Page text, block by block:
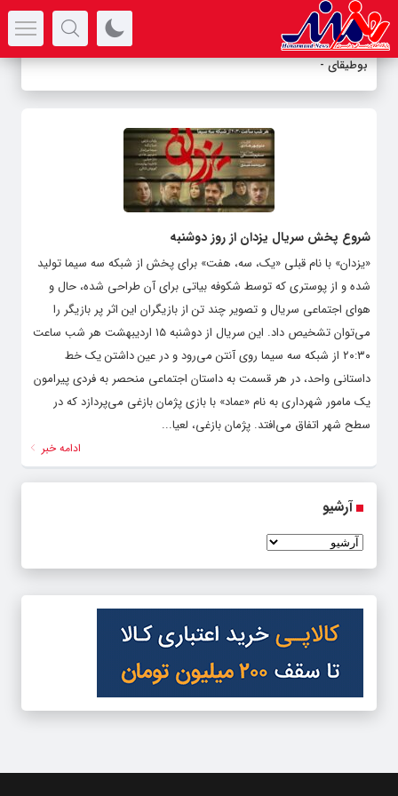
بوطیقای عش-
شروع پخش سریال یزدان از روز دوشنبه
«یزدان» با نام قبلی «یک، سه، هفت» برای پخش از شبکه سه سیما تولید
شده و از پوستری که توسط شکوفه بیاتی برای آن طراحی شده، حال و
هوای اجتماعی سریال و تصویر چند تن از بازیگران این اثر پر بازیگر را
می‌توان تشخیص داد. این سریال از دوشنبه ۱۵ اردیبهشت هر شب ساعت
۲۰:۳۰ از شبکه سه سیما روی آنتن می‌رود و در عین داشتن یک خط
داستانی واحد، در هر قسمت به داستان اجتماعی منحصر به فردی پیرامون
یک مامور شهرداری به نام «عماد» با بازی پژمان بازغی می‌پردازد که در
سطح شهر اتفاق می‌افتد. پژمان بازغی، لعیا...
ادامه خبر
آرشیو